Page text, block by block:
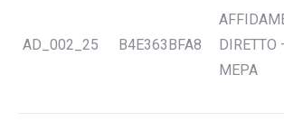
AD_002_25 B4E363BFA8
DIRETTO
MEPA